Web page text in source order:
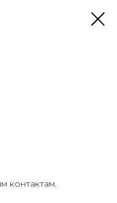
контактам.